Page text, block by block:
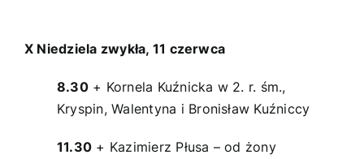
X Niedziela zwykła, 11 czerwca
8.30+ Kornela Kuźnicka w 2. r. śm.,
Kryspin, Walentyna i Bronisław Kuźniccy
11.30 + Kazimierz Płusa – od żony